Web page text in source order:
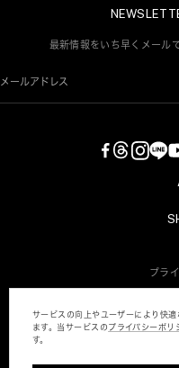
サービスの向上やユーザーにより快
ます。当サービスのプライバシーポリ
す。
最新情報をいち早くメール
メールアドレス
パスワ
プラ